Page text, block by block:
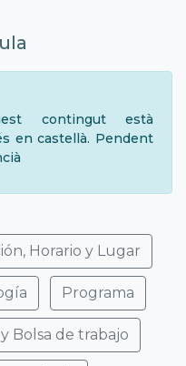
contingut està
en castellà. Pendent
Horario y Lugar
Programa
Bolsa de trabajo